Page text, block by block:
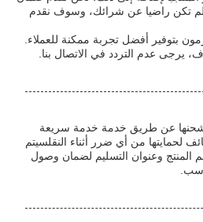
لم تكن راضيا عن شرائك، وسوف نقدم
بتوفير أفضل تجربة ممكنة للعملاء.
يرجى عدم التردد في الاتصال بنا.
و شحنها عن طريق خدمة خدمة سريعة
لحمايتها من أي ضرر أثناء النقلسيتم
وعنوان التسليم لضمان وصول